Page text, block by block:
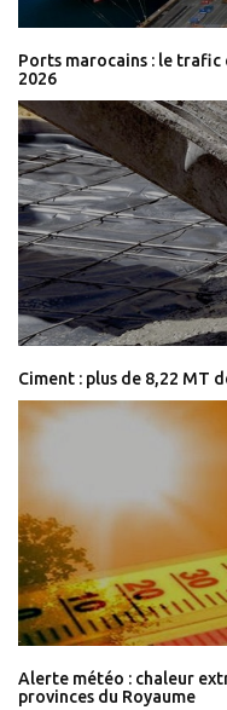
Ports marocains : le
2026
Ciment : plus de 8,22 MT
Alerte météo : chaleur
provinces du Royaume